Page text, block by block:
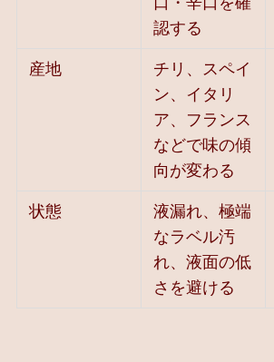
認する
産地
チリ、スペイ
ン、イタリ
ア、フランス
などで味の傾
向が変わる
状態
液漏れ、極端
なラベル汚
れ、液面の低
さを避ける